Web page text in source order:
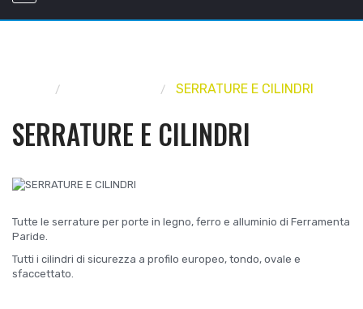
SERRATURE E CILINDRI
SERRATURE E CILINDRI
Tutte le serrature per porte in legno, ferro e alluminio di Ferramenta
Paride.
Tutti i cilindri di sicurezza a profilo europeo, tondo, ovale e
sfaccettato.